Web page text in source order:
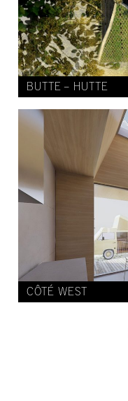
BUTTE – HUTTE
CÔTÉ WEST